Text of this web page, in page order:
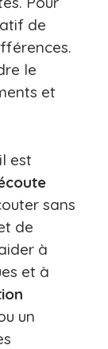
de
le
et
est
sans
de
à
et à
un